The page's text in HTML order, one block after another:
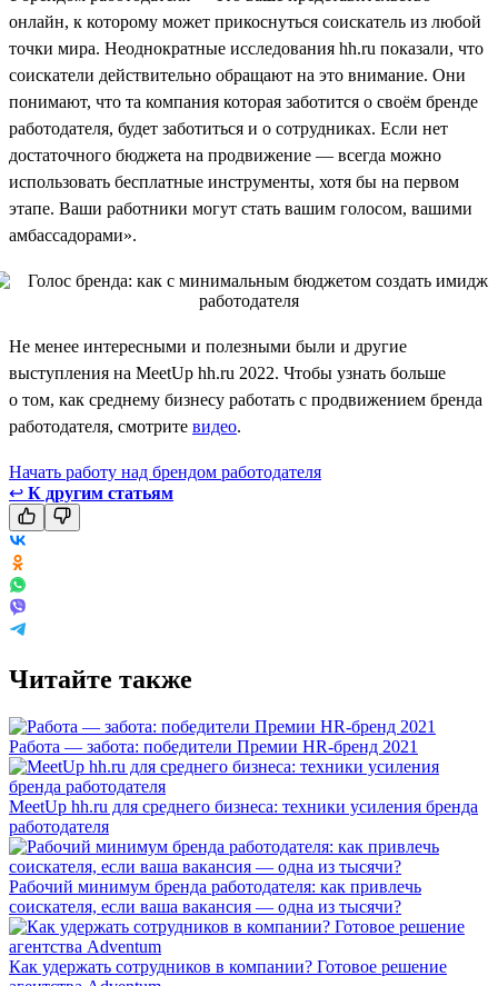
онлайн, к которому может прикоснуться соискатель из любой
точки мира. Неоднократные исследования hh.ru показали, что
соискатели действительно обращают на это внимание. Они
понимают, что та компания которая заботится о своём бренде
работодателя, будет заботиться и о сотрудниках. Если нет
достаточного бюджета на продвижение — всегда можно
использовать бесплатные инструменты, хотя бы на первом
этапе. Ваши работники могут стать вашим голосом, вашими
амбассадорами».
Не менее интересными и полезными были и другие
выступления на MeetUp hh.ru 2022. Чтобы узнать больше
о том, как среднему бизнесу работать с продвижением бренда
работодателя, смотрите видео.
Начать работу над брендом работодателя
↩ К другим статьям
Читайте также
Работа — забота: победители Премии HR-бренд 2021
MeetUp hh.ru для среднего бизнеса: техники усиления бренда
работодателя
Рабочий минимум бренда работодателя: как привлечь
соискателя, если ваша вакансия — одна из тысячи?
Как удержать сотрудников в компании? Готовое решение